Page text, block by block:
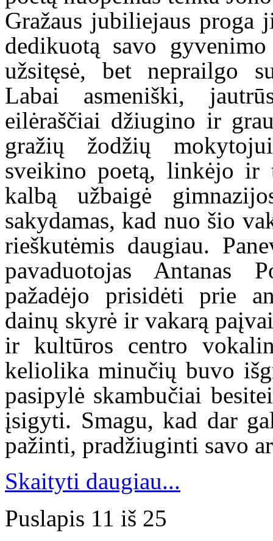
Gražaus jubiliejaus proga
dedikuotą savo
užsitęsė, bet neprailgo
Labai asmeniški,
eilėraščiai džiugino ir
gražių žodžių
sveikino poetą, linkėjo ir
kalbą užbaigė
sakydamas, kad nuo šio
rieškutėmis daugiau.
pavaduotojas Antanas
pažadėjo prisidėti prie
dainų skyrė ir vakarą
ir kultūros centro
keliolika minučių buvo
pasipylė skambučiai
įsigyti. Smagu, kad dar
pažinti, pradžiuginti savo
Skaityti daugiau...
Puslapis 11 iš 25